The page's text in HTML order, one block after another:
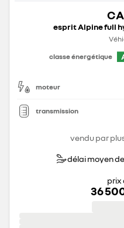
esprit Alpine full
classe énergétique
moteur
transmission
vendu par
délai moyen
prix
36